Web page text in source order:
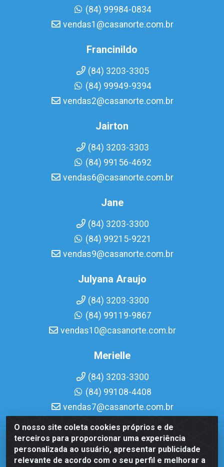
O nosso site coleta cookies próprios e de
terceiros para proporcionar uma experiência
personalizada ao usuário, apresentar publicidade
relevante de acordo com o seu perfil e melhorar a
(84) 99984-0834
vendas1@casanorte.com.br
Francinildo
(84) 3203-3305
(84) 99949-9394
vendas2@casanorte.com.br
Jairton
(84) 3203-3303
(84) 99156-4692
vendas6@casanorte.com.br
Jane
(84) 3203-3300
(84) 99215-9221
vendas9@casanorte.com.br
Julyana Araujo
(84) 3203-3300
(84) 99119-9867
vendas10@casanorte.com.br
Merielle
(84) 3203-3300
(84) 99108-4408
vendas7@casanorte.com.br
Casa Norte LTDA - Av. Interventor Mário Câmara, 1815 -
Dix-Sept Rosado, Natal/RN - CEP 59054-600 - CNPJ
08.713.513/0001-51